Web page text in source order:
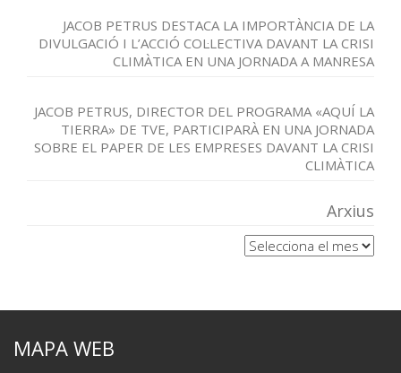
JACOB PETRUS DESTACA LA IMPORTÀNCIA DE LA
DIVULGACIÓ I L’ACCIÓ COL·LECTIVA DAVANT LA CRISI
CLIMÀTICA EN UNA JORNADA A MANRESA
JACOB PETRUS, DIRECTOR DEL PROGRAMA «AQUÍ LA
TIERRA» DE TVE, PARTICIPARÀ EN UNA JORNADA
SOBRE EL PAPER DE LES EMPRESES DAVANT LA CRISI
CLIMÀTICA
Arxius
Arxius
MAPA WEB